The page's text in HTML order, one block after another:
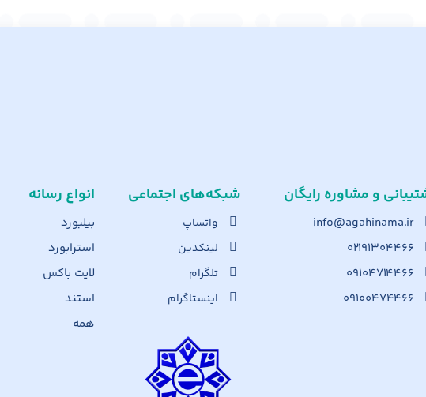
انواع رسانه
بیلبورد
استرابورد
لایت باکس
استند
همه
شبکه‌های اجت​ماعی
واتساپ
لینکدین
تلگرام
اینستاگرام
و مشاوره رایگان
info@agahinama.ir
۰۲۱۹۱۳۰۴۴۶۶
۰۹۱۰۴۷۱۴۴۶۶
۰۹۱۰۰۴۷۴۴۶۶